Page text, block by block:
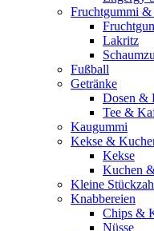
Fruchtgummi
Lakritz
Fußball
Getränke
Dosen &
Tee &
Kaugummi
Kekse &
Kekse
Kuchen
Kleine
Knabbereien
Chips &
Nüsse